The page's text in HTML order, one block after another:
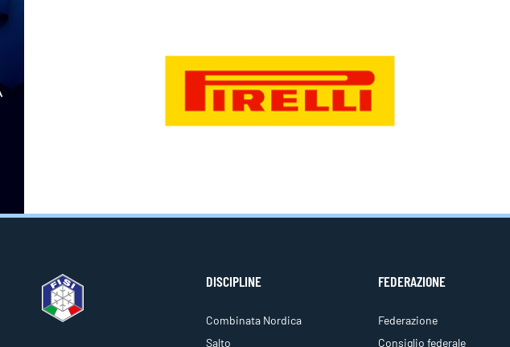
DISCIPLINE
Combinata Nordica
Salto
FEDERAZIONE
Federazione
Consiglio federale